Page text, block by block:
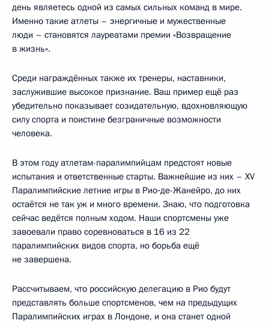
день являетесь одной из самых сильных команд в мире.
Именно такие атлеты – энергичные и мужественные
люди – становятся лауреатами премии «Возвращение
в жизнь».
Среди награждённых также их тренеры, наставники,
заслужившие высокое признание. Ваш пример ещё раз
убедительно показывает созидательную, вдохновляющую
силу спорта и поистине безграничные возможности
человека.
В этом году атлетам-паралимпийцам предстоят новые
испытания и ответственные старты. Важнейшие из них – XV
Паралимпийские летние игры в Рио‑де-Жанейро, до них
остаётся не так уж и много времени. Знаю, что подготовка
сейчас ведётся полным ходом. Наши спортсмены уже
завоевали право соревноваться в 16 из 22
паралимпийских видов спорта, но борьба ещё
не завершена.
Рассчитываем, что российскую делегацию в Рио будут
представлять больше спортсменов, чем на предыдущих
Паралимпийских играх в Лондоне, и она станет одной